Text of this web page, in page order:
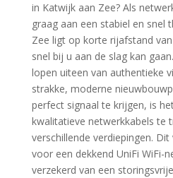
in Katwijk aan Zee? Als
graag aan een stabiel en snel
Zee ligt op korte rijafstand
snel bij u aan de slag kan
lopen uiteen van authentieke
strakke, moderne
perfect signaal te krijgen, is
kwalitatieve netwerkkabels te
verschillende verdiepingen.
voor een dekkend UniFi WiFi-
verzekerd van een